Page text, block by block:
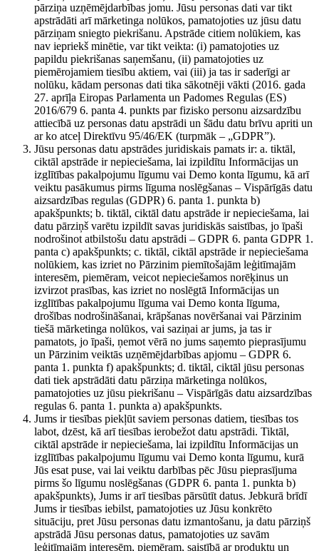
pārziņa uzņēmējdarbības jomu. Jūsu personas dati var tikt
apstrādāti arī mārketinga nolūkos, pamatojoties uz jūsu datu
pārziņam sniegto piekrišanu. Apstrāde citiem nolūkiem, kas
nav iepriekš minētie, var tikt veikta: (i) pamatojoties uz
papildu piekrišanas saņemšanu, (ii) pamatojoties uz
piemērojamiem tiesību aktiem, vai (iii) ja tas ir saderīgi ar
nolūku, kādam personas dati tika sākotnēji vākti (2016. gada
27. aprīļa Eiropas Parlamenta un Padomes Regulas (ES)
2016/679 6. panta 4. punkts par fizisko personu aizsardzību
attiecībā uz personas datu apstrādi un šādu datu brīvu apriti un
ar ko atceļ Direktīvu 95/46/EK (turpmāk – „GDPR”).
Jūsu personas datu apstrādes juridiskais pamats ir: a. tiktāl,
ciktāl apstrāde ir nepieciešama, lai izpildītu Informācijas un
izglītības pakalpojumu līgumu vai Demo konta līgumu, kā arī
veiktu pasākumus pirms līguma noslēgšanas – Vispārīgās datu
aizsardzības regulas (GDPR) 6. panta 1. punkta b)
apakšpunkts; b. tiktāl, ciktāl datu apstrāde ir nepieciešama, lai
datu pārziņš varētu izpildīt savas juridiskās saistības, jo īpaši
nodrošinot atbilstošu datu apstrādi – GDPR 6. panta GDPR 1.
panta c) apakšpunkts; c. tiktāl, ciktāl apstrāde ir nepieciešama
nolūkiem, kas izriet no Pārzinim piemītošajām leģitīmajām
interesēm, piemēram, veicot nepieciešamos norēķinus un
izvirzot prasības, kas izriet no noslēgtā Informācijas un
izglītības pakalpojumu līguma vai Demo konta līguma,
drošības nodrošināšanai, krāpšanas novēršanai vai Pārzinim
tiešā mārketinga nolūkos, vai saziņai ar jums, ja tas ir
pamatots, jo īpaši, ņemot vērā no jums saņemto pieprasījumu
un Pārzinim veiktās uzņēmējdarbības apjomu – GDPR 6.
panta 1. punkta f) apakšpunkts; d. tiktāl, ciktāl jūsu personas
dati tiek apstrādāti datu pārziņa mārketinga nolūkos,
pamatojoties uz jūsu piekrišanu – Vispārīgās datu aizsardzības
regulas 6. panta 1. punkta a) apakšpunkts.
Jums ir tiesības piekļūt saviem personas datiem, tiesības tos
labot, dzēst, kā arī tiesības ierobežot datu apstrādi. Tiktāl,
ciktāl apstrāde ir nepieciešama, lai izpildītu Informācijas un
izglītības pakalpojumu līgumu vai Demo konta līgumu, kurā
Jūs esat puse, vai lai veiktu darbības pēc Jūsu pieprasījuma
pirms šo līgumu noslēgšanas (GDPR 6. panta 1. punkta b)
apakšpunkts), Jums ir arī tiesības pārsūtīt datus. Jebkurā brīdī
Jums ir tiesības iebilst, pamatojoties uz Jūsu konkrēto
situāciju, pret Jūsu personas datu izmantošanu, ja datu pārziņš
apstrādā Jūsu personas datus, pamatojoties uz savām
leģitīmajām interesēm, piemēram, saistībā ar produktu un